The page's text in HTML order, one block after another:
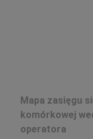
Mapa zasięgu
komórkowej
operatora